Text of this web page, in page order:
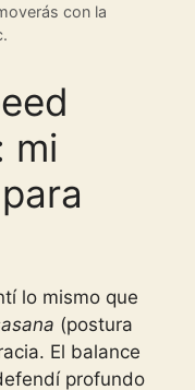
con la
mi
lo mismo que
(postura
El balance
profundo